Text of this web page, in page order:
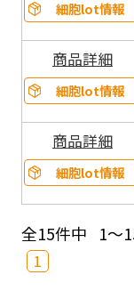
細胞lot情報
商品詳細
細胞lot情報
商品詳細
細胞lot情報
全15件中 1～
1